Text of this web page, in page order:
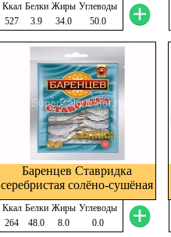
Ккал Белки Жиры Углеводы
527
3.9 34.0 50.0
Баренцев Ставридка
серебристая солёно-сушёная
Ккал Белки Жиры Углеводы
264
48.0 8.0 0.0